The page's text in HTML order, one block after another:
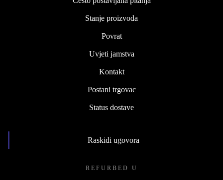
Stanje proizvoda
Povrat
Uvjeti jamstva
Kontakt
Postani trgovac
Status dostave
Raskidi ugovora
REFURBED U